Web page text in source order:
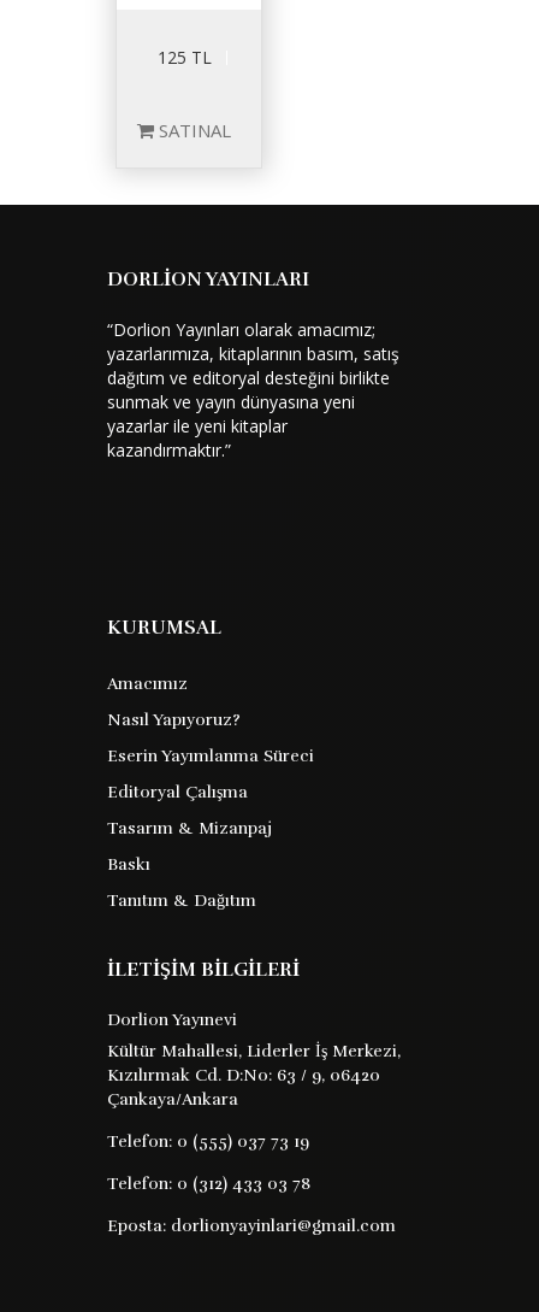
125 TL
SATINAL
Organik Ahlaktır
Ergin Canlar
Barkod : 9786254191350
Yayın Evi : XX
sağlıklı yaşam deyince aklımıza gelen bir
bedenen ruhen ve sosyal bakımdan
tam bir iyi olma durumudur sağlıklı
yaşam için sağlıklı beslenme barınma ...
105 TL Satın Al
DORLİON YAYINLARI
“Dorlion Yayınları olarak amacımız;
yazarlarımıza, kitaplarının basım, satış
dağıtım ve editoryal desteğini birlikte
sunmak ve yayın dünyasına yeni
yazarlar ile yeni kitaplar
kazandırmaktır.”
KURUMSAL
Amacımız
Nasıl Yapıyoruz?
Eserin Yayımlanma Süreci
Editoryal Çalışma
Tasarım & Mizanpaj
Baskı
Tanıtım & Dağıtım
İLETİŞİM BİLGİLERİ
Dorlion Yayınevi
Kültür Mahallesi, Liderler İş Merkezi,
Kızılırmak Cd. D:No: 63 / 9, 06420
Çankaya/Ankara
Telefon: 0 (555) 037 73 19
Telefon: 0 (312) 433 03 78
Eposta: dorlionyayinlari@gmail.com